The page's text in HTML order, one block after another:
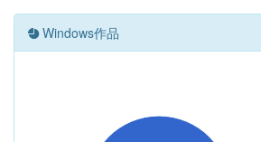
Windows作品